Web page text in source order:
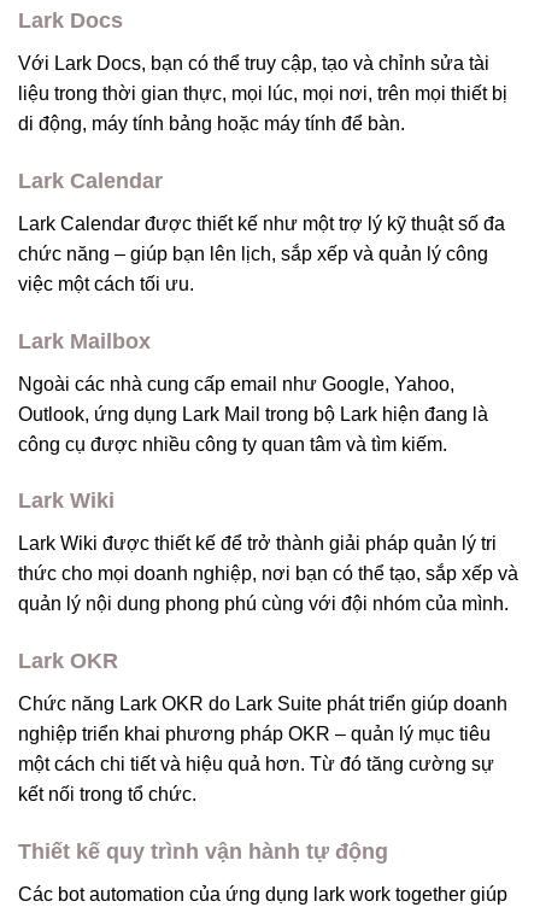
Lark Docs
Với Lark Docs, bạn có thể truy cập, tạo và chỉnh sửa tài
liệu trong thời gian thực, mọi lúc, mọi nơi, trên mọi thiết bị
di động, máy tính bảng hoặc máy tính để bàn.
Lark Calendar
Lark Calendar được thiết kế như một trợ lý kỹ thuật số đa
chức năng – giúp bạn lên lịch, sắp xếp và quản lý công
việc một cách tối ưu.
Lark Mailbox
Ngoài các nhà cung cấp email như Google, Yahoo,
Outlook, ứng dụng Lark Mail trong bộ Lark hiện đang là
công cụ được nhiều công ty quan tâm và tìm kiếm.
Lark Wiki
Lark Wiki được thiết kế để trở thành giải pháp quản lý tri
thức cho mọi doanh nghiệp, nơi bạn có thể tạo, sắp xếp và
quản lý nội dung phong phú cùng với đội nhóm của mình.
Lark OKR
Chức năng Lark OKR do Lark Suite phát triển giúp doanh
nghiệp triển khai phương pháp OKR – quản lý mục tiêu
một cách chi tiết và hiệu quả hơn. Từ đó tăng cường sự
kết nối trong tổ chức.
Thiết kế quy trình vận hành tự động
Các bot automation của ứng dụng lark work together giúp